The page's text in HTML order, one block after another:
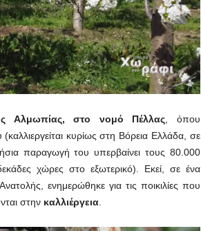
Αλμωπίας, στο νομό Πέλλας , όπου
κυρίως στη Βόρεια Ελλάδα, σε
παραγωγή του υπερβαίνει τους 80.000
χώρες στο εξωτερικό). Εκεί, σε ένα
ενημερώθηκε για τις ποικιλίες που
στην καλλιέργεια.